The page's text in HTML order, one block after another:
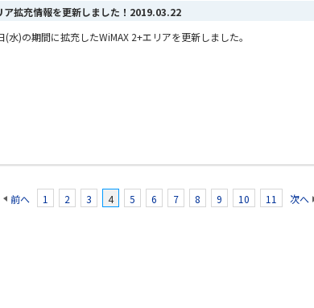
拡充情報を更新しました！ 2019.03.22
)の期間に拡充したWiMAX 2+エリアを更新しました。
前へ 1 2 3 4 5 6 7 8 9 10 11 次へ